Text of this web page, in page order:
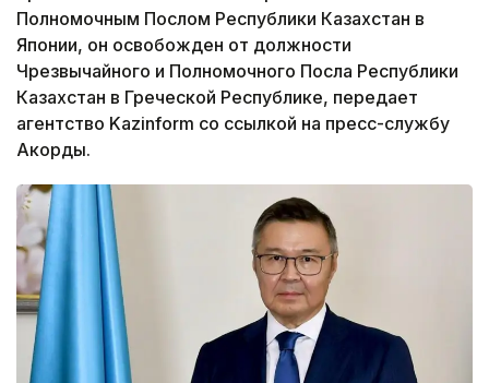
Полномочным Послом Республики Казахстан в
Японии, он освобожден от должности
Чрезвычайного и Полномочного Посла Республики
Казахстан в Греческой Республике, передает
агентство Kazinform со ссылкой на пресс-службу
Акорды.